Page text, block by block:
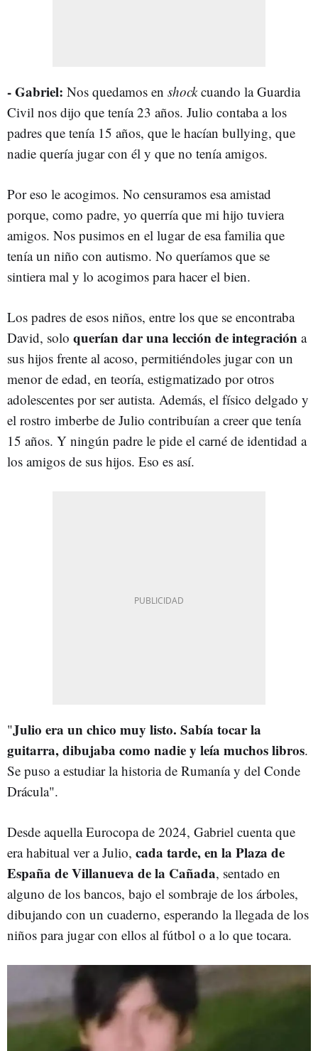
- Gabriel: Nos quedamos en shockcuando la Guardia
Civil nos dijo que tenía 23 años. Julio contaba a los
padres que tenía 15 años, que le hacían bullying, que
nadie quería jugar con él y que no tenía amigos.
Por eso le acogimos. No censuramos esa amistad
porque, como padre, yo querría que mi hijo tuviera
amigos. Nos pusimos en el lugar de esa familia que
tenía un niño con autismo. No queríamos que se
sintiera mal y lo acogimos para hacer el bien.
Los padres de esos niños, entre los que se encontraba
David, solo querían dar una lección de integración a
sus hijos frente al acoso, permitiéndoles jugar con un
menor de edad, en teoría, estigmatizado por otros
adolescentes por ser autista. Además, el físico delgado y
el rostro imberbe de Julio contribuían a creer que tenía
15 años. Y ningún padre le pide el carné de identidad a
los amigos de sus hijos. Eso es así.
"Julio era un chico muy listo. Sabía tocar la
guitarra, dibujaba como nadie y leía muchos libros.
Se puso a estudiar la historia de Rumanía y del Conde
Drácula".
Desde aquella Eurocopa de 2024, Gabriel cuenta que
era habitual ver a Julio, cada tarde, en la Plaza de
España de Villanueva de la Cañada, sentado en
alguno de los bancos, bajo el sombraje de los árboles,
dibujando con un cuaderno, esperando la llegada de los
niños para jugar con ellos al fútbol o a lo que tocara.